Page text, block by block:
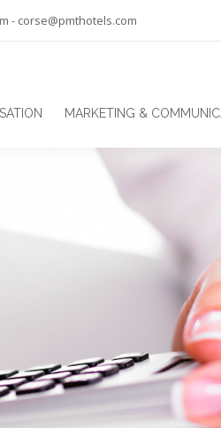
- corse@pmthotels.com
MARKETING &